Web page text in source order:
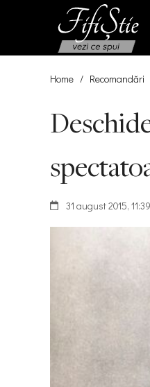
Home / Recomandări
31 august 2015, 11:39